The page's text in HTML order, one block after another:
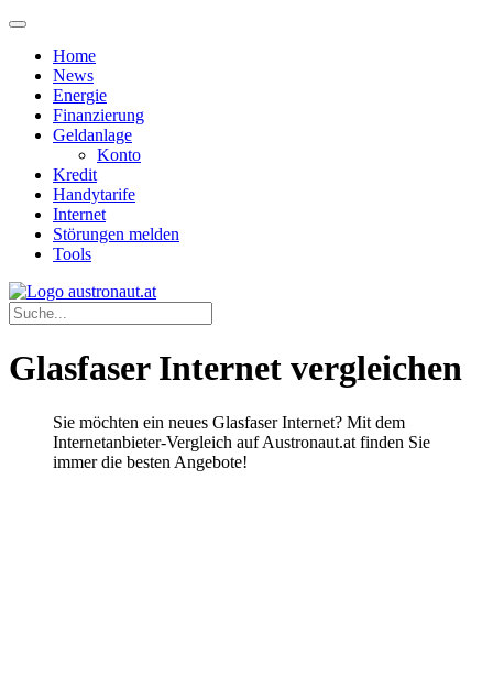
Home
News
Energie
Finanzierung
Geldanlage
Konto
Kredit
Handytarife
Internet
Störungen melden
Tools
Glasfaser Internet vergleichen
Sie möchten ein neues Glasfaser Internet? Mit dem
Internetanbieter-Vergleich auf Austronaut.at finden Sie
immer die besten Angebote!